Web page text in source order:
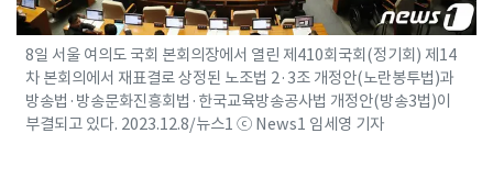
8일 서울 여의도 국회 본회의장에서 열린 제410회국회(정기회) 제14
차 본회의에서 재표결로 상정된 노조법 2·3조 개정안(노란봉투법)과
방송법·방송문화진흥회법·한국교육방송공사법 개정안(방송3법)이
부결되고 있다. 2023.12.8/뉴스1 ⓒ News1 임세영 기자